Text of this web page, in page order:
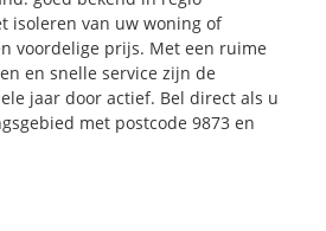
isoleren van uw woning of
voordelige prijs. Met een ruime
en snelle service zijn de
jaar door actief. Bel direct als u
met postcode 9873 en